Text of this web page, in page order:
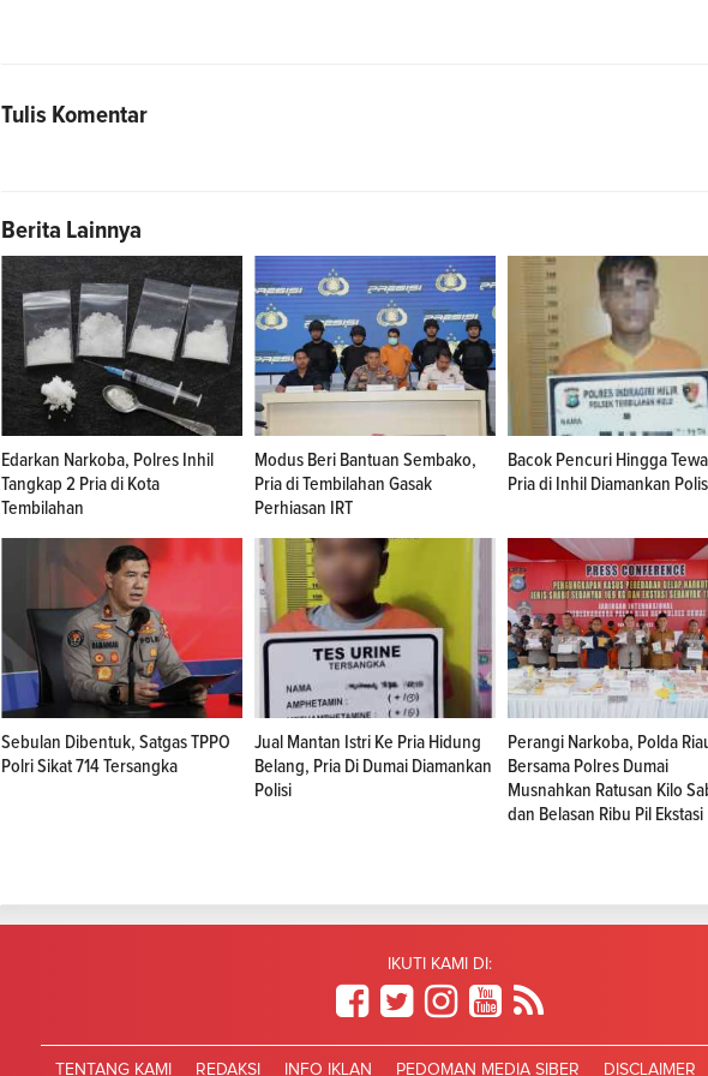
Tulis Komentar
Berita Lainnya
Edarkan Narkoba, Polres Inhil
Tangkap 2 Pria di Kota
Tembilahan
Modus Beri Bantuan Sembako,
Pria di Tembilahan Gasak
Perhiasan IRT
Bacok Pencuri Hingga
Pria di Inhil Diamankan
Sebulan Dibentuk, Satgas TPPO
Polri Sikat 714 Tersangka
Jual Mantan Istri Ke Pria Hidung
Belang, Pria Di Dumai Diamankan
Polisi
Perangi Narkoba, Polda
Bersama Polres Dumai
Musnahkan Ratusan Kilo
dan Belasan Ribu Pil Ekstasi
IKUTI KAMI DI:
TENTANG KAMI REDAKSI INFO IKLAN PEDOMAN MEDIA SIBER DISCLAIMER